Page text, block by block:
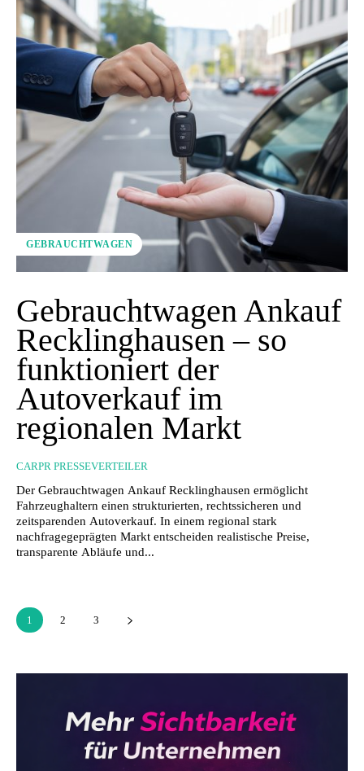
GEBRAUCHTWAGEN
Gebrauchtwagen Ankauf
Recklinghausen – so
funktioniert der
Autoverkauf im
regionalen Markt
CARPR PRESSEVERTEILER
Der Gebrauchtwagen Ankauf Recklinghausen ermöglicht
Fahrzeughaltern einen strukturierten, rechtssicheren und
zeitsparenden Autoverkauf. In einem regional stark
nachfragegeprägten Markt entscheiden realistische Preise,
transparente Abläufe und...
1 2 3